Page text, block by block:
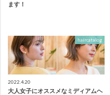
ます！
haircatalog
2022.4.20
大人女子にオススメなミディアムヘ